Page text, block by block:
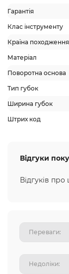
Гарантія
Клас інструменту
Країна походження
Матеріал
Поворотна основа
Тип губок
Ширина губок
Штрих код
Відгуки
Відгуків